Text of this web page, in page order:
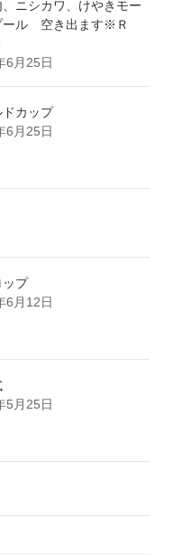
ニシカワ、けやきモー
ール 空き出ます※Ｒ
6月25日
ドカップ
6月25日
ップ
6月12日
5月25日